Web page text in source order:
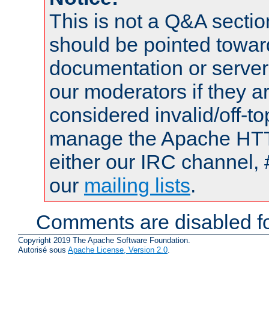
This is not a Q&A
should be pointed
documentation or
our moderators if they
considered invalid/off-
manage the Apache
either our IRC channel,
our mailing lists.
Comments are disabled
Copyright 2019 The Apache Software Foundation.
Autorisé sous Apache License, Version 2.0.